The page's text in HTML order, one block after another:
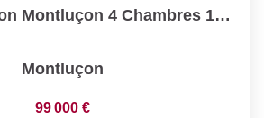
A Vendre Maison Montluçon 4 Chambres 129 M2 Idéale Famille
Montluçon
99 000 €